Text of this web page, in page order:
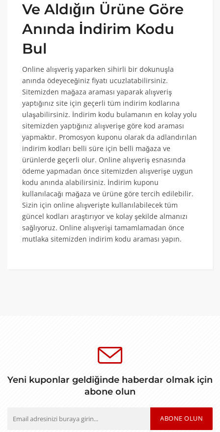
Ve Aldığın Ürüne Göre
Anında İndirim Kodu
Bul
Online alışveriş yaparken sihirli bir dokunuşla
anında ödeyeceğiniz fiyatı ucuzlatabilirsiniz.
Sitemizden mağaza araması yaparak alışveriş
yaptığınız site için geçerli tüm indirim kodlarına
ulaşabilirsiniz. İndirim kodu bulamanın en kolay yolu
sitemizden yaptığınız alışverişe göre kod araması
yapmaktır. Promosyon kuponu olarak da adlandırılan
indirim kodları belli süre için belli mağaza ve
ürünlerde geçerli olur. Online alışveriş esnasında
ödeme yapmadan önce sitemizden alışverişe uygun
kodu anında alabilirsiniz. İndirim kuponu
kullanılacağı mağaza ve ürüne göre tercih edilebilir.
Sizin için online alışverişte kullanılabilecek tüm
güncel kodları araştırıyor ve kolay şekilde almanızı
sağlıyoruz. Online alışverişi tamamlamadan önce
mutlaka sitemizden indirim kodu araması yapın.
Yeni kuponlar geldiğinde haberdar olmak için
abone olun
ABONE OLUN